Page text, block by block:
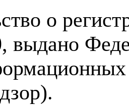
о
выдано